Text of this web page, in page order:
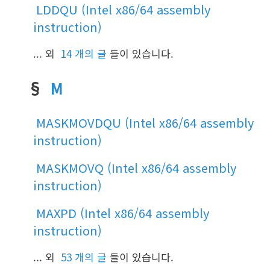
LDDQU (Intel x86/64 assembly
instruction)
... 외 14 개의 글 들이 있습니다.
§ M
MASKMOVDQU (Intel x86/64 assembly
instruction)
MASKMOVQ (Intel x86/64 assembly
instruction)
MAXPD (Intel x86/64 assembly
instruction)
... 외 53 개의 글 들이 있습니다.